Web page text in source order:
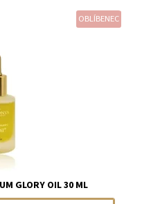
OBLÍBENEC
GLORY OIL 30 ML